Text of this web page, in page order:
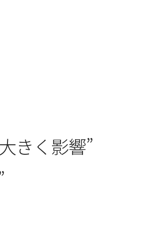
きく影響”